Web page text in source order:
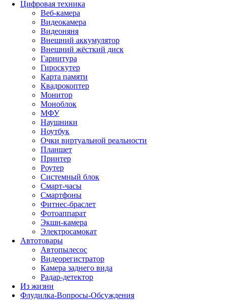
Цифровая техника
Веб-камера
Видеокамера
Видеоняня
Внешний аккумулятор
Внешний жёсткий диск
Гарнитура
Гироскутер
Карта памяти
Квадрокоптер
Монитор
Моноблок
МФУ
Наушники
Ноутбук
Очки виртуальной реальности
Планшет
Принтер
Роутер
Системный блок
Смарт-часы
Смартфоны
Фитнес-браслет
Фотоаппарат
Экшн-камера
Электросамокат
Автотовары
Автопылесос
Видеорегистратор
Камера заднего вида
Радар-детектор
Из жизни
Флудилка-Вопросы-Обсуждения